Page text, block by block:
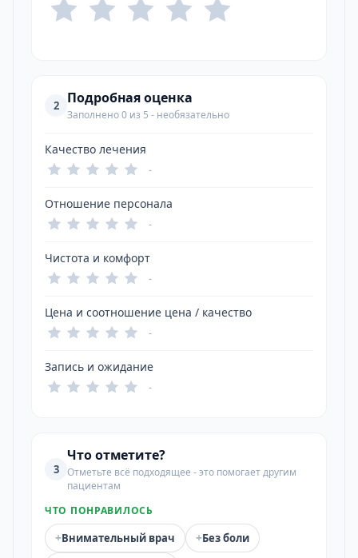
2 Подробная оценка
Заполнено 0 из 5 - необязательно
Качество лечения
-
Отношение персонала
-
Чистота и комфорт
-
Цена и соотношение цена / качество
-
Запись и ожидание
-
3
Что отметите?
Отметьте всё подходящее - это помогает другим
пациентам
ЧТО ПОНРАВИЛОСЬ
+Внимательный врач +Без боли